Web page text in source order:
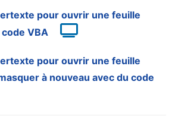
pour ouvrir une feuille
VBA
pour ouvrir une feuille
à nouveau avec du code